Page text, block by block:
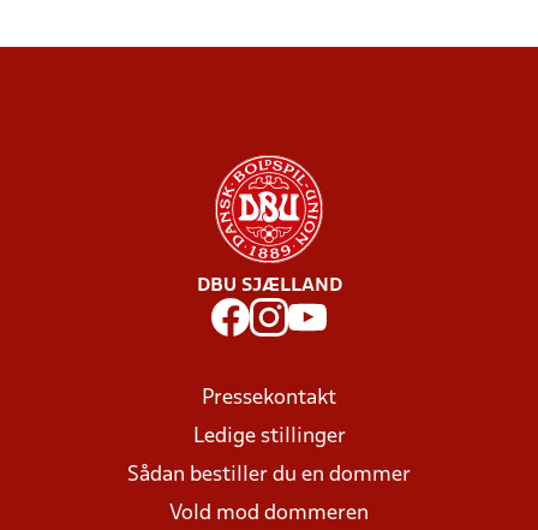
DBU SJÆLLAND
Pressekontakt
Ledige stillinger
Sådan bestiller du en dommer
Vold mod dommeren